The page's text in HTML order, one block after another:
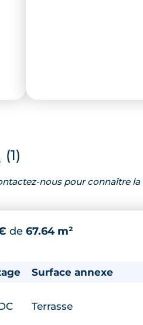
(1)
nous pour connaître
de 67.64 m²
Surface annexe
Terrasse